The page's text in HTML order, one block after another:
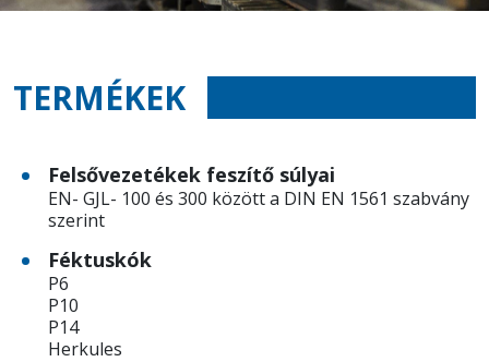
TERMÉKEK
Felsővezetékek feszítő súlyai
EN- GJL- 100 és 300 között a DIN EN 1561 szabvány
szerint
Féktuskók
P6
P10
P14
Herkules